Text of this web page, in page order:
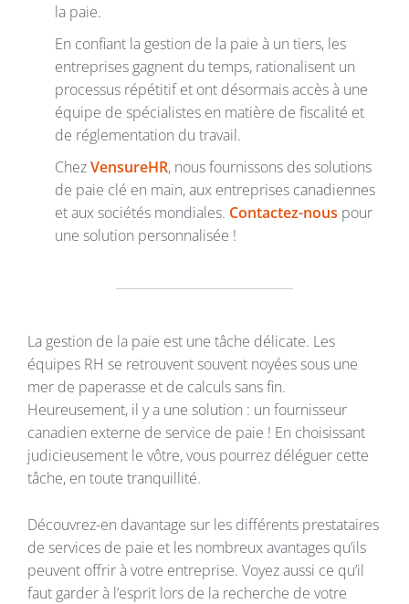
la paie.
En confiant la gestion de la paie à un tiers, les
entreprises gagnent du temps, rationalisent un
processus répétitif et ont désormais accès à une
équipe de spécialistes en matière de fiscalité et
de réglementation du travail.
ChezVensureHR, nous fournissons des solutions
de paie clé en main, aux entreprises canadiennes
et aux sociétés mondiales. Contactez-nous pour
une solution personnalisée !
La gestion de la paie est une tâche délicate. Les
équipes RH se retrouvent souvent noyées sous une
mer de paperasse et de calculs sans fin.
Heureusement, il y a une solution : un fournisseur
canadien externe de service de paie ! En choisissant
judicieusement le vôtre, vous pourrez déléguer cette
tâche, en toute tranquillité.
Découvrez-en davantage sur les différents prestataires
de services de paie et les nombreux avantages qu’ils
peuvent offrir à votre entreprise. Voyez aussi ce qu’il
faut garder à l’esprit lors de la recherche de votre